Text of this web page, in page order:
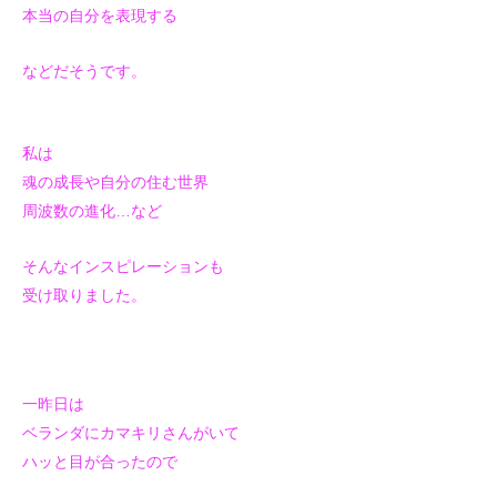
本当の自分を表現する
などだそうです。
私は
魂の成長や自分の住む世界
周波数の進化…など
そんなインスピレーションも
受け取りました。
一昨日は
ベランダにカマキリさんがいて
ハッと目が合ったので